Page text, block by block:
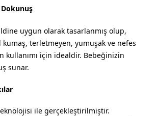
uygun olarak tasarlanmış olup,
terletmeyen, yumuşak ve nefes
için idealdir. Bebeğinizin
sunar.
ile gerçekleştirilmiştir.